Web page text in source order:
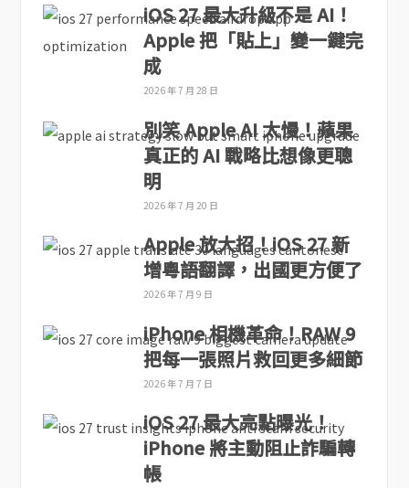
iOS 27 最大升級不是 AI！
Apple 把「貼上」變一鍵完
成
2026 年 7 月 28 日
別笑 Apple AI 太慢！蘋果
真正的 AI 戰略比想像更聰
明
2026 年 7 月 20 日
Apple 放大招！iOS 27 新
增粵語翻譯，出國更方便了
2026 年 7 月 9 日
iPhone 相機革命！RAW 9
把每一張照片救回更多細節
2026 年 7 月 7 日
iOS 27 最大亮點曝光！
iPhone 將主動阻止詐騙轉
帳